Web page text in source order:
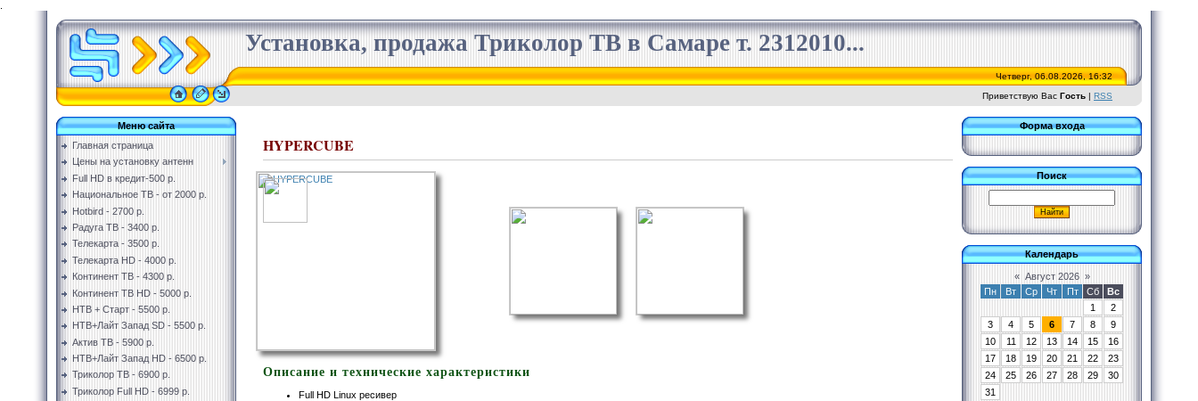
Установка, продажа Триколор ТВ в Самаре т. 2312010...
Четверг, 06.08.2026, 16:32
Приветствую Вас Гость | RSS
Меню сайта
Главная страница
Цены на установку антенн
Full HD в кредит-500 р.
Национальное ТВ - от 2000 р.
Hotbird - 2700 р.
Радуга ТВ - 3400 р.
Телекарта - 3500 р.
Телекарта HD - 4000 р.
Континент ТВ - 4300 р.
Континент ТВ HD - 5000 р.
НТВ + Старт - 5500 р.
НТВ+Лайт Запад SD - 5500 р.
Актив ТВ - 5900 р.
НТВ+Лайт Запад HD - 6500 р.
Триколор ТВ - 6900 р.
Триколор Full HD - 6999 р.
HYPERCUBE
Описание и технические характеристики
Full HD Linux ресивер
Форма входа
Поиск
Календарь
« Август 2026 »
Пн
Вт Ср Чт Пт Сб
Вс
1
2
3
4 5 6 7 8
9
10
11 12 13 14 15
16
17
18 19 20 21 22
23
24
25 26 27 28 29
30
31